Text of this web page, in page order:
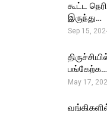
கூட்ட
இருந்து…
Sep 15,
பங்கேற்க…
May 17,